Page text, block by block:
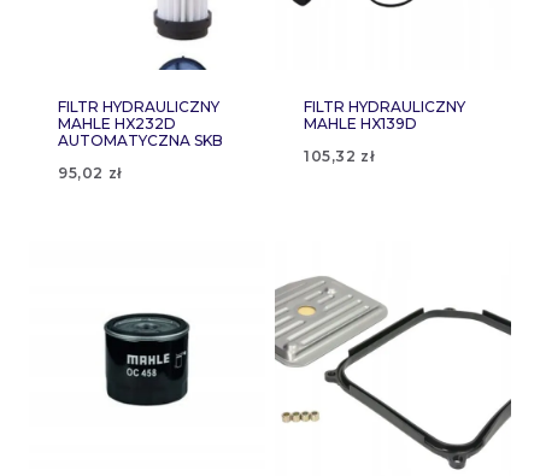
FILTR HYDRAULICZNY
MAHLE HX232D
AUTOMATYCZNA SKB
95,02 zł
FILTR HYDRAULICZNY
MAHLE HX139D
105,32 zł